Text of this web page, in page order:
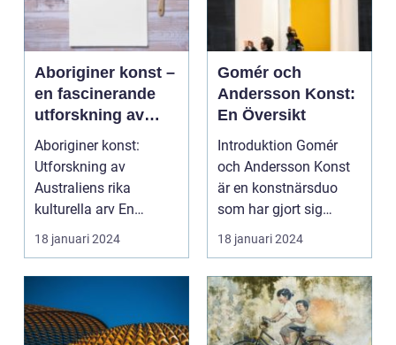
Aboriginer konst –
en fascinerande
utforskning av
Australiens rika
kulturella arv
Aboriginer konst:
Utforskning av
Australiens rika
kulturella arv En
övergripande, grundlig
översik...
18 januari 2024
Gomér och
Andersson Konst:
En Översikt
Introduktion Gomér
och Andersson Konst
är en konstnärsduo
som har gjort sig
kända för sina unika
oc...
18 januari 2024